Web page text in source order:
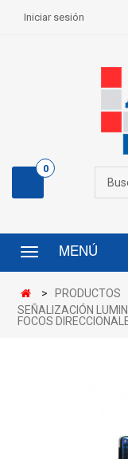
Iniciar sesión
0
Menú MENÚ
> PRODUCTOS
SEÑALIZACIÓN
FOCOS